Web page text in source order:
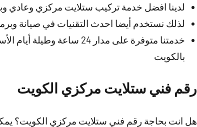
لدينا افضل خدمة تركيب ستلايت مركزي وعادي
لذلك نستخدم أيضا احدث التقنيات في صيانة
خدمتنا متوفرة على مدار
بالكويت
رقم فني ستلايت مركزي الكويت
هل انت بحاجة رقم فني ستلايت مركزي الكويت؟